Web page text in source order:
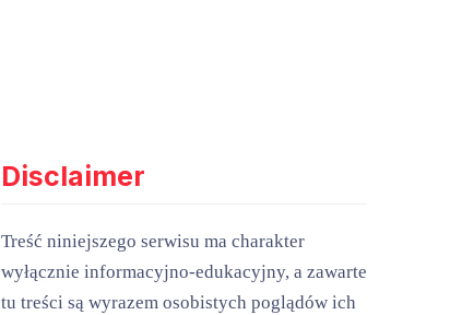
Disclaimer
Treść niniejszego serwisu ma charakter
wyłącznie informacyjno-edukacyjny, a zawarte
tu treści są wyrazem osobistych poglądów ich